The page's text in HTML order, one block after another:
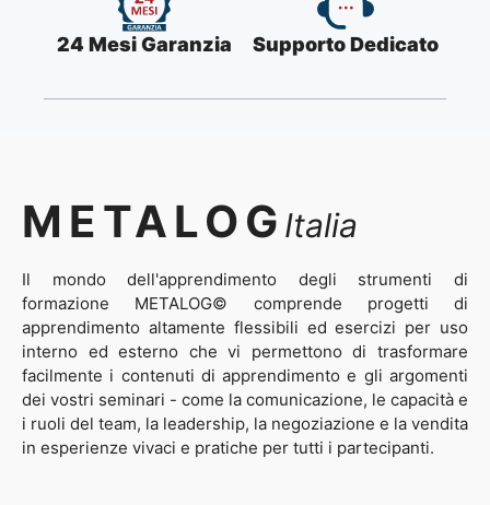
24 Mesi Garanzia Supporto Dedicato
METALOG Italia
Il mondo dell'apprendimento degli strumenti di
formazione METALOG© comprende progetti di
apprendimento altamente flessibili ed esercizi per uso
interno ed esterno che vi permettono di trasformare
facilmente i contenuti di apprendimento e gli argomenti
dei vostri seminari - come la comunicazione, le capacità e
i ruoli del team, la leadership, la negoziazione e la vendita
in esperienze vivaci e pratiche per tutti i partecipanti.